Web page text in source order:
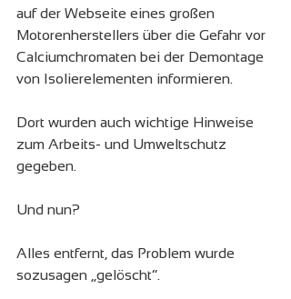
auf der Webseite eines großen
Motorenherstellers über die Gefahr vor
Calciumchromaten bei der Demontage
von Isolierelementen informieren.
Dort wurden auch wichtige Hinweise
zum Arbeits- und Umweltschutz
gegeben.
Und nun?
Alles entfernt, das Problem wurde
sozusagen „gelöscht“.